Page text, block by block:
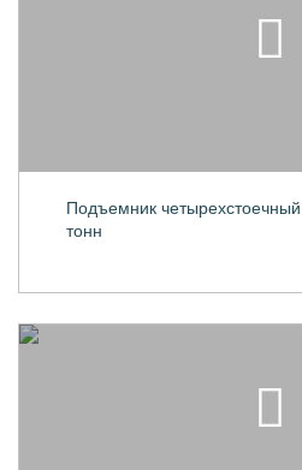
Подъемник
тонн